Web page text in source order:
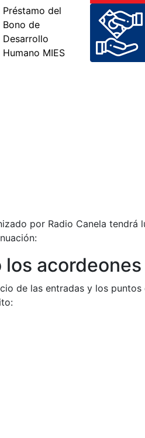
por Radio Canela
los
de las entradas y los